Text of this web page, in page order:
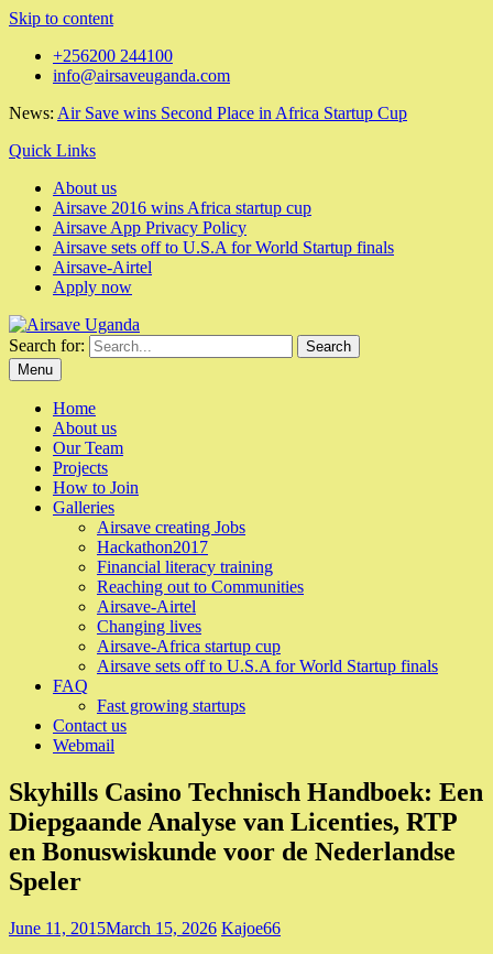
Skip to content
+256200 244100
info@airsaveuganda.com
News: Air Save wins Second Place in Africa Startup Cup
Quick Links
About us
Airsave 2016 wins Africa startup cup
Airsave App Privacy Policy
Airsave sets off to U.S.A for World Startup finals
Airsave-Airtel
Apply now
Search for:
Menu
Home
About us
Our Team
Projects
How to Join
Galleries
Airsave creating Jobs
Hackathon2017
Financial literacy training
Reaching out to Communities
Airsave-Airtel
Changing lives
Airsave-Africa startup cup
Airsave sets off to U.S.A for World Startup finals
FAQ
Fast growing startups
Contact us
Webmail
Skyhills Casino Technisch Handboek: Een
Diepgaande Analyse van Licenties, RTP
en Bonuswiskunde voor de Nederlandse
Speler
June 11, 2015March 15, 2026 Kajoe66